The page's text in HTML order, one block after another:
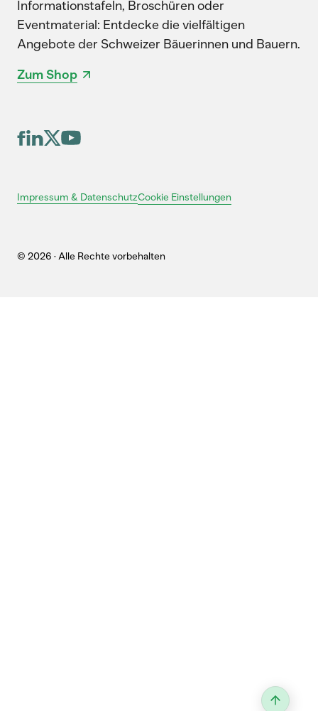
Informationstafeln, Broschüren oder
Eventmaterial: Entdecke die vielfältigen
Angebote der Schweizer Bäuerinnen und Bauern.
Zum Shop
Impressum & DatenschutzCookie Einstellungen
© 2026 · Alle Rechte vorbehalten